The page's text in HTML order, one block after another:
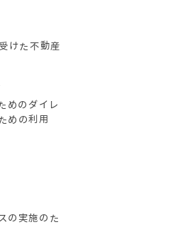
けた不動産
めのダイレ
めの利用
の実施のた